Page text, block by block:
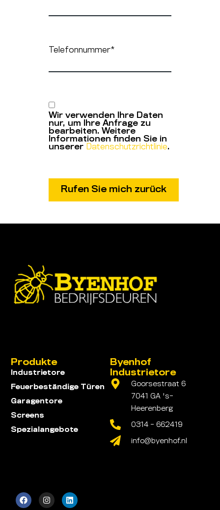
Telefonnummer*
Wir verwenden Ihre Daten
nur, um Ihre Anfrage zu
bearbeiten. Weitere
Informationen finden Sie in
unserer Datenschutzrichtlinie.
Byenhof
Industrietore
Goorsestraat 6
7041 GA 's-
Heerenberg
0314 - 662419
info@byenhof.nl
Produkte
Industrietore
Feuerbeständige Türen
Garagentore
Screens
Spezialangebote